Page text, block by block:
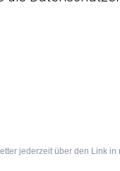
jederzeit über den Link in